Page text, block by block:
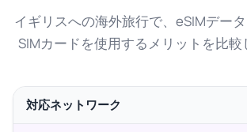
イギリスへの海外旅行で、eSIMデー
SIMカードを使用するメリットを比較
対応ネットワーク